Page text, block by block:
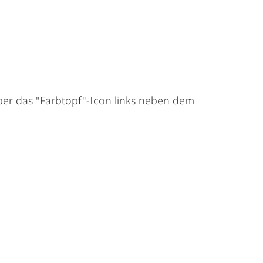
das "Farbtopf"-Icon links neben dem